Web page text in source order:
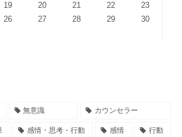
19 20 21 22
23
26 27 28 29
30
無意識 カウンセラー
感情・思考・行動 感情 行動